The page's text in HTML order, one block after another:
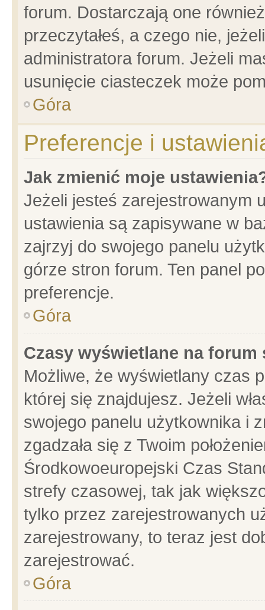
forum. Dostarczają one
przeczytałeś, a czego nie,
administratora forum. Jeżeli
usunięcie ciasteczek może
Góra
Preferencje i
Jak zmienić moje
Jeżeli jesteś zarejestrowanym
ustawienia są zapisywane w
zajrzyj do swojego panelu
górze stron forum. Ten panel
preferencje.
Góra
Czasy wyświetlane na forum
Możliwe, że wyświetlany czas
której się znajdujesz. Jeżeli
swojego panelu użytkownika i
zgadzała się z Twoim
Środkowoeuropejski Czas
strefy czasowej, tak jak
tylko przez zarejestrowanych
zarejestrowany, to teraz jest
zarejestrować.
Góra